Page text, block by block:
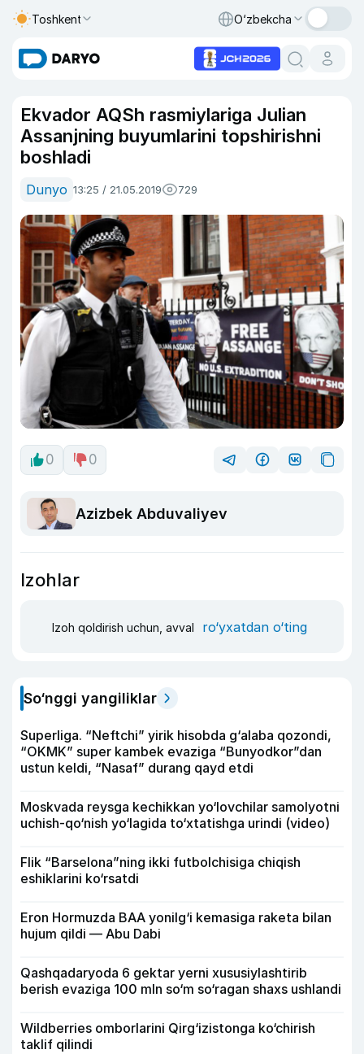
Toshkent O‘zbekcha
Ekvador AQSh rasmiylariga Julian
Assanjning buyumlarini topshirishni
boshladi
Dunyo 13:25 / 21.05.2019 729
0 0
Azizbek Abduvaliyev
Izohlar
Izoh qoldirish uchun, avval ro‘yxatdan o‘ting
So‘nggi yangiliklar
Superliga. “Neftchi” yirik hisobda g‘alaba qozondi,
“OKMK” super kambek evaziga “Bunyodkor”dan
ustun keldi, “Nasaf” durang qayd etdi
Moskvada reysga kechikkan yo‘lovchilar samolyotni
uchish-qo‘nish yo‘lagida to‘xtatishga urindi (video)
Flik “Barselona”ning ikki futbolchisiga chiqish
eshiklarini ko‘rsatdi
Eron Hormuzda BAA yonilg‘i kemasiga raketa bilan
hujum qildi — Abu Dabi
Qashqadaryoda 6 gektar yerni xususiylashtirib
berish evaziga 100 mln so‘m so‘ragan shaxs ushlandi
Wildberries omborlarini Qirg‘izistonga ko‘chirish
taklif qilindi